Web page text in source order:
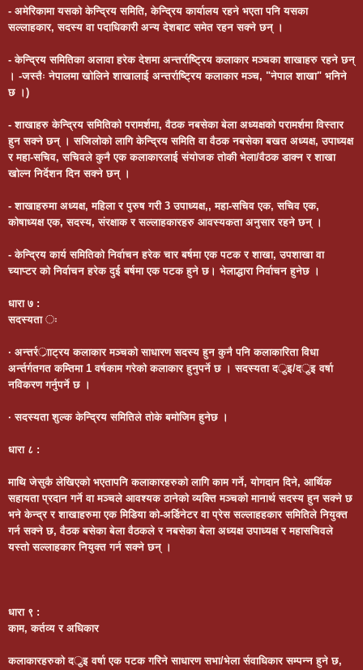
- अमेरिकामा यसको केन्द्रिय समिति, केन्द्रिय कार्यालय रहने भएता पनि यसका
सल्लाहकार, सदस्य वा पदाधिकारी अन्य देशबाट समेत रहन सक्ने छन् ।
- केन्द्रिय समितिका अलावा हरेक देशमा अन्तर्राष्ट्रिय कलाकार मञ्चका शाखाहरु रहने छन्
। -जस्तैः नेपालमा खोलिने शाखालाई अन्तर्राष्ट्रिय कलाकार मञ्च, "नेपाल शाखा" भनिने
छ ।)
- शाखाहरु केन्द्रिय समितिको परामर्शमा, वैठक नबसेका बेला अध्यक्षको परामर्शमा विस्तार
हुन सक्ने छन् । सजिलोको लागि केन्द्रिय समिति वा वैठक नबसेका बखत अध्यक्ष, उपाध्यक्ष
र महा-सचिव, सचिवले कुनै एक कलाकारलाई संयोजक तोकी भेला/वैठक डाक्न र शाखा
खोल्न निर्देशन दिन सक्ने छन् ।
- शाखाहरुमा अध्यक्ष, महिला र पुरुष गरी 3 उपाध्यक्ष,, महा-सचिव एक, सचिव एक,
कोषाध्यक्ष एक, सदस्य, संरक्षाक र सल्लाहकारहरु आवस्यकता अनुसार रहने छन् ।
- केन्द्रिय कार्य समितिको निर्वाचन हरेक चार बर्षमा एक पटक र शाखा, उपशाखा वा
च्याप्टर को निर्वाचन हरेक दुई बर्षमा एक पटक हुने छ। भेलाद्धारा निर्वाचन हुनेछ ।
धारा ७ :
सदस्यता ः
· अन्तर्रर्ााट्रय कलाकार मञ्चको साधारण सदस्य हुन कुनै पनि कलाकारिता विधा
अर्न्तर्गतगत कम्तिमा 1 वर्षकाम गरेको कलाकार हुनुपर्ने छ । सदस्यता दर्ुइ/दर्ुइ वर्षा
नविकरण गर्नुपर्ने छ ।
· सदस्यता शुल्क केन्द्रिय समितिले तोके बमोजिम हुनेछ ।
धारा ८ :
माथि जेसुकै लेखिएको भएतापनि कलाकारहरुको लागि काम गर्ने, योगदान दिने, आर्थिक
सहायता प्रदान गर्ने वा मञ्चले आवश्यक ठानेको व्यक्ति मञ्चको मानार्थ सदस्य हुन सक्ने छ
भने केन्द्र र शाखाहरुमा एक मिडिया को-अर्डिनेटर वा प्रेस सल्लाहहकार समितिले नियुक्त
गर्न सक्ने छ, वैठक बसेका बेला वैठकले र नबसेका बेला अध्यक्ष उपाध्यक्ष र महासचिवले
यस्तो सल्लाहकार नियुक्त गर्न सक्ने छन् ।
धारा ९ :
काम, कर्तव्य र अधिकार
कलाकारहरुको दर्ुइ वर्षा एक पटक गरिने साधारण सभा/भेला र्सवाधिकार सम्पन्न हुने छ,